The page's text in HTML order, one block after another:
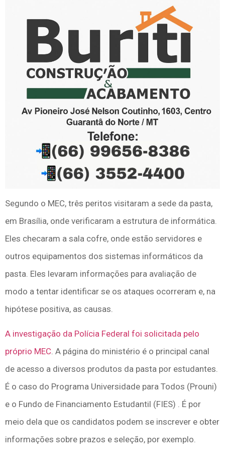
Segundo o MEC, três peritos visitaram a sede da pasta,
em Brasília, onde verificaram a estrutura de informática.
Eles checaram a sala cofre, onde estão servidores e
outros equipamentos dos sistemas informáticos da
pasta. Eles levaram informações para avaliação de
modo a tentar identificar se os ataques ocorreram e, na
hipótese positiva, as causas.
A investigação da Polícia Federal foi solicitada pelo
próprio MEC. A página do ministério é o principal canal
de acesso a diversos produtos da pasta por estudantes.
É o caso do Programa Universidade para Todos (Prouni)
e o Fundo de Financiamento Estudantil (FIES) . É por
meio dela que os candidatos podem se inscrever e obter
informações sobre prazos e seleção, por exemplo.